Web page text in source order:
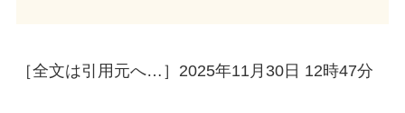
［全文は引用元へ…］2025年11月30日 12時47分